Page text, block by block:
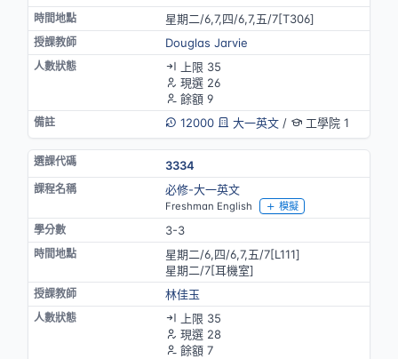
星期二/6,7,四/6,7,五/7[T306]
Douglas Jarvie
上限 35
現選 26
餘額 9
12000
大一英文/ 工學院 1
3334
必修-大一英文
Freshman English 模擬
3-3
星期二/6,四/6,7,五/7[L111]
星期二/7[耳機室]
林佳玉
上限 35
現選 28
餘額 7